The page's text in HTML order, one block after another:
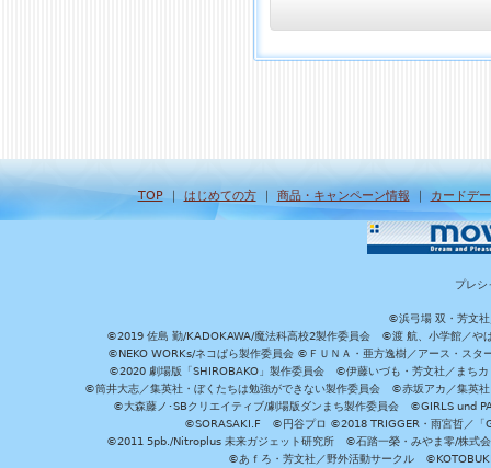
TOP｜ はじめての方｜ 商品・キャンペーン情報 ｜ カードデ
プレシ
©浜弓場 双・芳文社
©2019 佐島 勤/KADOKAWA/魔法科高校2製作委員会 ©渡 航、小学館／や
©NEKO WORKs/ネコぱら製作委員会 ©ＦＵＮＡ・亜方逸樹／アース・ス
©2020 劇場版「SHIROBAKO」製作委員会 ©伊藤いづも・芳文社／まち
©筒井大志／集英社・ぼくたちは勉強ができない製作委員会 ©赤坂アカ／集英
©大森藤ノ･SBクリエイティブ/劇場版ダンまち製作委員会 ©GIRLS und
©SORASAKI.F ©円谷プロ ©2018 TRIGGER・雨宮哲／
©2011 5pb./Nitroplus 未来ガジェット研究所 ©石踏一榮・みやま零/株式
©あｆろ・芳文社／野外活動サークル